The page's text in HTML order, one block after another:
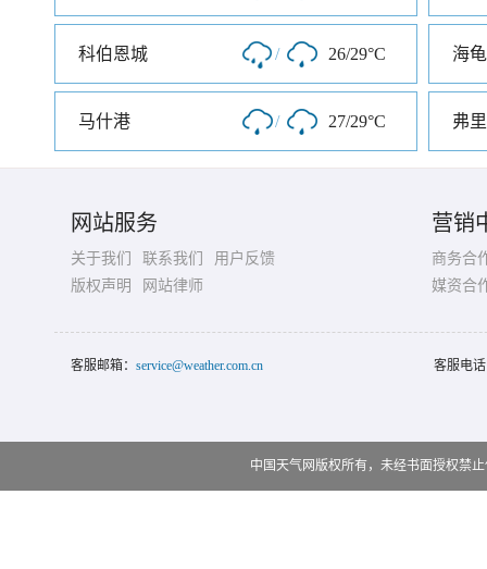
科伯恩城 / 26/29°C 海
马什港 / 27/29°C 弗
网站服务
关于我们 联系我们
用户反馈
版权声明
网站律师
营销
商务合
媒资合
客服邮箱： service@weather.com.cn 客服电
中国天气网版权所有，未经书面授权